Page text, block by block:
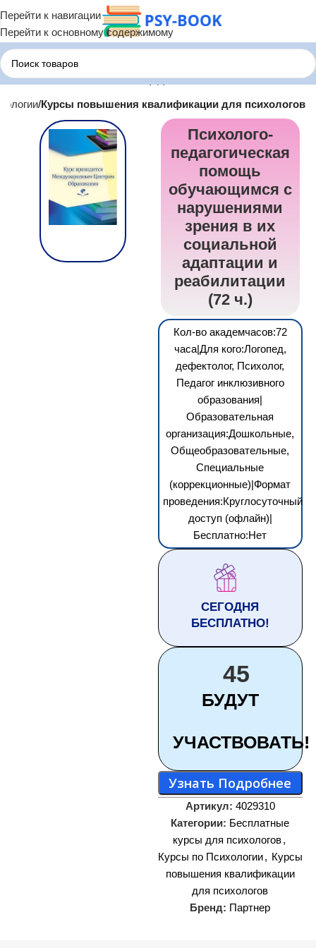
Перейти к навигации
Перейти к основному содержимому
Курсы повышения квалификации для психологов
Психолого-
педагогическая
помощь
обучающимся с
нарушениями
зрения в их
социальной
адаптации и
реабилитации
(72 ч.)
Кол-во академчасов:72
часа|Для кого:Логопед,
дефектолог, Психолог,
Педагог инклюзивного
образования|
Образовательная
организация:Дошкольные,
Общеобразовательные,
Специальные
(коррекционные)|Формат
проведения:Круглосуточный
доступ (офлайн)|
Бесплатно:Нет
СЕГОДНЯ
БЕСПЛАТНО!
45
БУДУТ
УЧАСТВОВАТЬ!
Узнать Подробнее
Артикул: 4029310
Категории: Бесплатные
курсы для психологов,
Курсы по Психологии, Курсы
повышения квалификации
для психологов
Бренд: Партнер